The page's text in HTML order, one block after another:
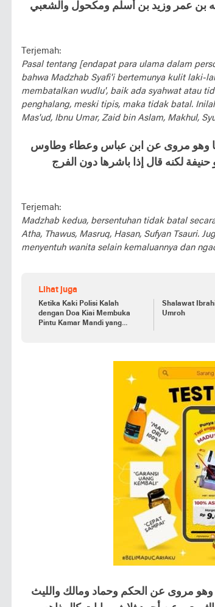
بن عمر وزيد بن أسلم ومكحول والشعبي
Terjemah:
Pasal tentang [endapat para ulama dalam
bahwa Madzhab Syafi'i bertemunya kulit laki-
membatalkan wudlu', baik ada syahwat atau
penghalang, meski tipis, maka tidak batal.
Mas'ud, Ibnu Umar, Zaid bin Aslam, Makhul,
وهو مروى عن ابن عباس وعطاء وطاوس
لكنه قال إذا باشرها دون الفرج
Terjemah:
Madzhab kedua, bersentuhan tidak batal
Atha, Thawus, Masruq, Hasan, Sufyan Tsauri.
menyentuh wanita selain kemaluannya dan
Lihat juga
Ketika Kaki Polisi Kalah
dengan Doa Kiai Membuka
Pintu Kamar Mandi yang
Shalawat
Umroh
وهو مروى عن الحكم وحماد ومالك والليث